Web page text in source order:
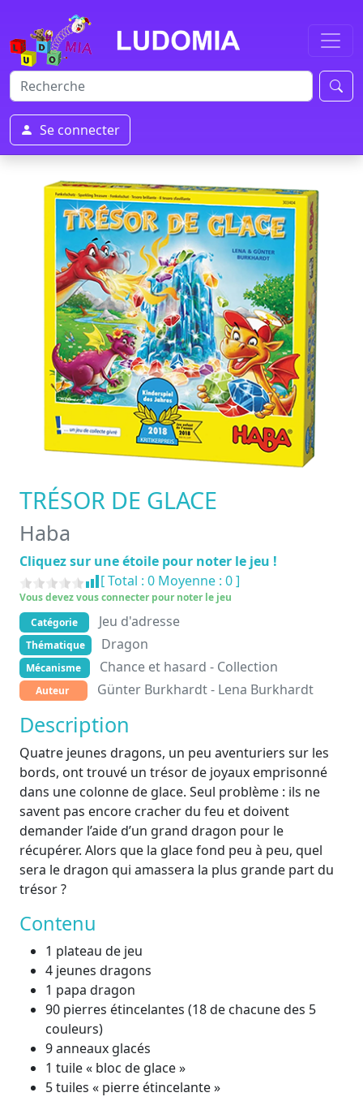
Se connecter
TRÉSOR DE GLACE
Haba
Cliquez sur une étoile pour noter le jeu !
[ Total : 0 Moyenne : 0]
Vous devez vous connecter pour noter le jeu
Catégorie
Jeu d'adresse
Thématique Dragon
Mécanisme Chance et hasard - Collection
Auteur Günter Burkhardt - Lena Burkhardt
Description
Quatre jeunes dragons, un peu aventuriers sur les
bords, ont trouvé un trésor de joyaux emprisonné
dans une colonne de glace. Seul problème : ils ne
savent pas encore cracher du feu et doivent
demander l’aide d’un grand dragon pour le
récupérer. Alors que la glace fond peu à peu, quel
sera le dragon qui amassera la plus grande part du
trésor ?
Contenu
1 plateau de jeu
4 jeunes dragons
1 papa dragon
90 pierres étincelantes (18 de chacune des 5
couleurs)
9 anneaux glacés
1 tuile « bloc de glace »
5 tuiles « pierre étincelante »